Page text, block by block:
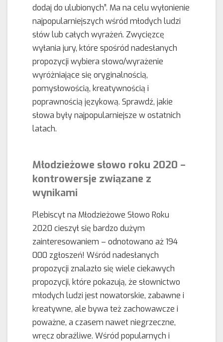
dodaj do ulubionych”. Ma na celu wyłonienie
najpopularniejszych wśród młodych ludzi
słów lub całych wyrażeń. Zwycięzcę
wyłania jury, które spośród nadesłanych
propozycji wybiera słowo/wyrażenie
wyróżniające się oryginalnością,
pomysłowością, kreatywnością i
poprawnością językową. Sprawdź, jakie
słowa były najpopularniejsze w ostatnich
latach.
Młodzieżowe słowo roku 2020 –
kontrowersje związane z
wynikami
Plebiscyt na Młodzieżowe Słowo Roku
2020 cieszył się bardzo dużym
zainteresowaniem – odnotowano aż 194
000 zgłoszeń! Wśród nadesłanych
propozycji znalazło się wiele ciekawych
propozycji, które pokazują, że słownictwo
młodych ludzi jest nowatorskie, zabawne i
kreatywne, ale bywa też zachowawcze i
poważne, a czasem nawet niegrzeczne,
wręcz obraźliwe. Wśród popularnych i